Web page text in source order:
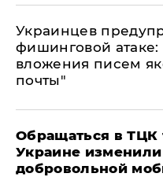
Украинцев
фишинговой атаке:
вложения писем
почты"
Обращаться в ТЦК
Украине
добровольной